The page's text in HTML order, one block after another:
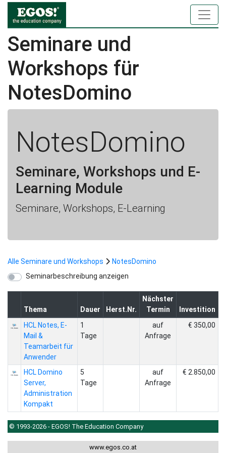
Seminare und
Workshops für
NotesDomino
NotesDomino
Seminare, Workshops und E-
Learning Module
Seminare, Workshops, E-Learning
Alle Seminare und Workshops
NotesDomino
Seminarbeschreibung anzeigen
Thema Dauer Herst.Nr.
Nächster
Termin
Investition
HCL Notes, E-
Mail &
Teamarbeit für
Anwender
1
Tage
auf
Anfrage
€ 350,00
HCL Domino
Server,
Administration
Kompakt
5
Tage
auf
Anfrage
€ 2.850,00
© 1993-2026 - EGOS! The Education Company
www.egos.co.at